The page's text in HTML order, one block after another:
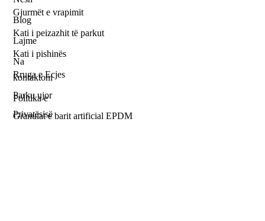
Blog
Lajme
Na
kontaktoni
Politika e
Privatësisë
Gjurmët e vrapimit
Kati i peizazhit të parkut
Kati i pishinës
Rruga e Ecjes
Parku ujor
Granulat e barit artificial EPDM